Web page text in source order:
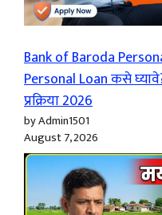
Bank of Baroda
Personal Loan कसे
प्रक्रिया 2026
by Admin1501
August 7, 2026